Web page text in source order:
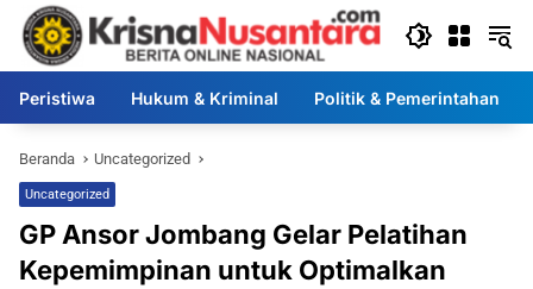
Langsung
konten
Peristiwa Hukum & Kriminal Politik & Pemerintahan
Beranda Uncategorized
Uncategorized
GP Ansor Jombang Gelar Pelatihan
Kepemimpinan untuk Optimalkan